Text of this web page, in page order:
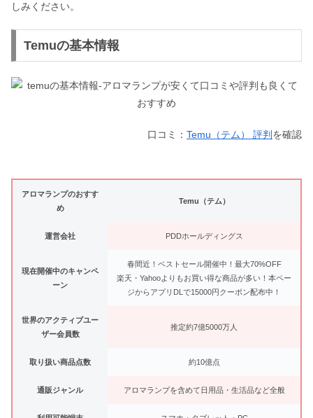
しみください。
Temuの基本情報
口コミ： Temu（テム） 評判 を確認
アロマランプのおすす
め
Temu（テム）
運営会社 PDDホールディングス
現在開催中のキャンペ
ーン
春間近！ベストセール開催中！最大70%OFF
楽天・Yahooよりもお買い得な商品が多い！本ペー
ジからアプリDLで15000円クーポン配布中！
世界のアクティブユー
ザー会員数
推定約7億5000万人
取り扱い商品点数 約10億点
通販ジャンル アロマランプを含めて日用品・生活品など全般